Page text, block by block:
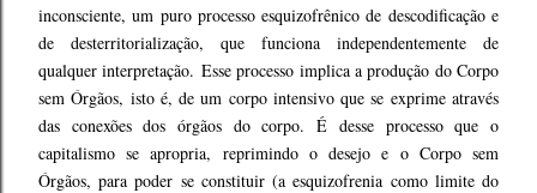
inconsciente, um puro processo esquizofrênico de descodificação e
de desterritorialização, que funciona independentemente de
qualquer interpretação. Esse processo implica a produção do Corpo
sem Órgãos, isto é, de um corpo intensivo que se exprime através
das conexões dos órgãos do corpo. É desse processo que o
capitalismo se apropria, reprimindo o desejo e o Corpo sem
Órgãos, para poder se constituir (a esquizofrenia como limite do